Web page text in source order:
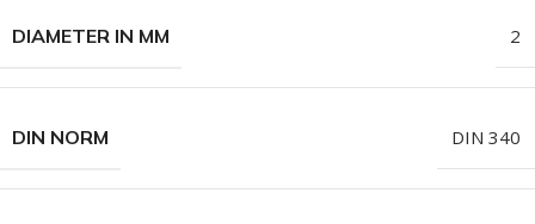
DIAMETER IN MM 2
DIN NORM DIN 340